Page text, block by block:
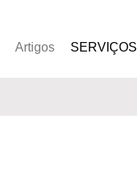
Artigos SERVIÇOS